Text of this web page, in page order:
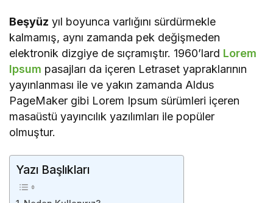
Beşyüz yıl boyunca varlığını sürdürmekle
kalmamış, aynı zamanda pek değişmeden
elektronik dizgiye de sıçramıştır. 1960’lard Lorem
Ipsum pasajları da içeren Letraset yapraklarının
yayınlanması ile ve yakın zamanda Aldus
PageMaker gibi Lorem Ipsum sürümleri içeren
masaüstü yayıncılık yazılımları ile popüler
olmuştur.
Yazı Başlıkları